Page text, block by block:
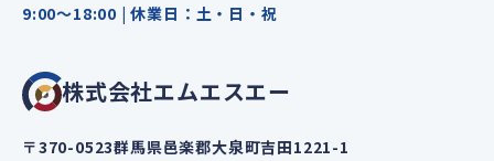
9:00～18:00 | 休業日：土・日・祝
株式会社エムエスエー
〒370-0523群馬県邑楽郡大泉町吉田1221-1